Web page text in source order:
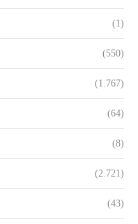
(1)
(550)
(1.767)
(64)
(8)
(2.721)
(43)